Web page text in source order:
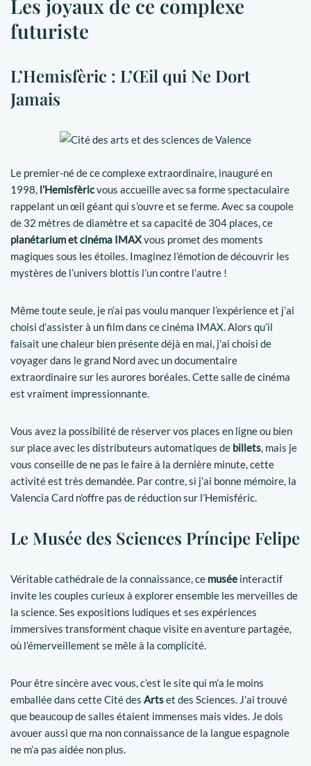
Les joyaux de ce complexe
futuriste
L’Hemisfèric : L’Œil qui Ne Dort
Jamais
Le premier-né de ce complexe extraordinaire, inauguré en
1998, l’Hemisfèricvous accueille avec sa forme spectaculaire
rappelant un œil géant qui s’ouvre et se ferme. Avec sa coupole
de 32 mètres de diamètre et sa capacité de 304 places, ce
planétarium et cinéma IMAXvous promet des moments
magiques sous les étoiles. Imaginez l’émotion de découvrir les
mystères de l’univers blottis l’un contre l’autre !
Même toute seule, je n’ai pas voulu manquer l’expérience et j’ai
choisi d’assister à un film dans ce cinéma IMAX. Alors qu’il
faisait une chaleur bien présente déjà en mai, j’ai choisi de
voyager dans le grand Nord avec un documentaire
extraordinaire sur les aurores boréales. Cette salle de cinéma
est vraiment impressionnante.
Vous avez la possibilité de réserver vos places en ligne ou bien
sur place avec les distributeurs automatiques de billets, mais je
vous conseille de ne pas le faire à la dernière minute, cette
activité est très demandée. Par contre, si j’ai bonne mémoire, la
Valencia Card n’offre pas de réduction sur l’Hemisféric.
Le Musée des Sciences Príncipe Felipe
Véritable cathédrale de la connaissance, ce musée interactif
invite les couples curieux à explorer ensemble les merveilles de
la science. Ses expositions ludiques et ses expériences
immersives transforment chaque visite en aventure partagée,
où l’émerveillement se mêle à la complicité.
Pour être sincère avec vous, c’est le site qui m’a le moins
emballée dans cette Cité des Artset des Sciences. J’ai trouvé
que beaucoup de salles étaient immenses mais vides. Je dois
avouer aussi que ma non connaissance de la langue espagnole
ne m’a pas aidée non plus.